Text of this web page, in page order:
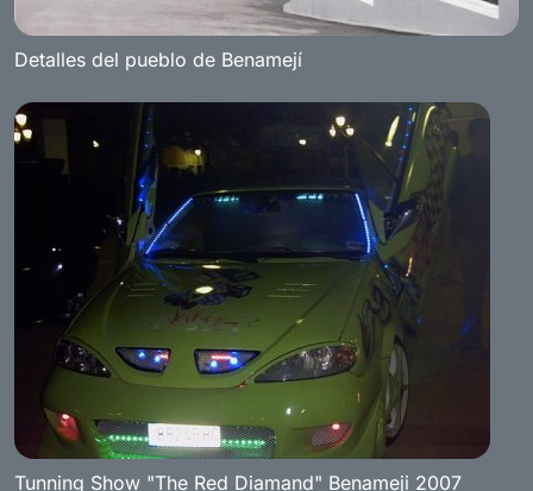
Detalles del pueblo de Benamejí
Tunning Show "The Red Diamand" Benameji 2007